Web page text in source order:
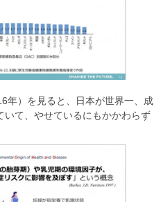
年）を見ると、日本が世界一、成
いて、やせているにもかかわらず